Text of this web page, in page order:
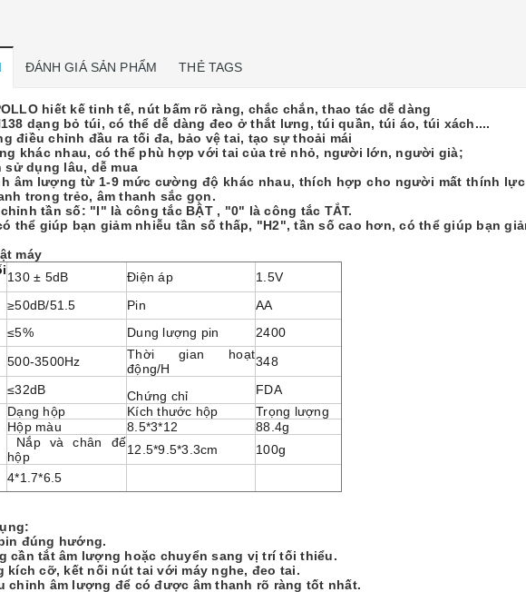
ĐÁNH GIÁ SẢN PHẨM THẺ TAGS
hiết kế tinh tế, nút bấm rõ ràng, chắc chắn, thao tác dễ dàng
dạng bỏ túi, có thể dễ dàng đeo ở thắt lưng, túi quần, túi áo, túi xách....
điều chỉnh đầu ra tối đa, bảo vệ tai, tạo sự thoải mái
khác nhau, có thể phù hợp với tai của trẻ nhỏ, người lớn, người già;
sử dụng lâu, dễ mua
âm lượng từ 1-9 mức cường độ khác nhau, thích hợp cho người mất thính
trong trẻo, âm thanh sắc gọn.
tần số: "I" là công tắc BẬT , "0" là công tắc TẮT.
thể giúp bạn giảm nhiễu tần số thấp, "H2", tần số cao hơn, có thể giúp bạn
máy
130 ± 5dB Điện áp
1.5V
≥50dB/51.5 Pin
AA
≤5% Dung lượng pin
2400
500-3500Hz
Thời gian hoạt
động/H
348
≤32dB Chứng chỉ FDA
Dạng hộp Kích thước hộp
Trọng lượng
Hộp màu
8.5*3*12
88.4g
Nắp và chân đế
hộp
12.5*9.5*3.3cm
100g
4*1.7*6.5
đúng hướng.
cần tắt âm lượng hoặc chuyển sang vị trí tối thiểu.
kích cỡ, kết nối nút tai với máy nghe, đeo tai.
chỉnh âm lượng để có được âm thanh rõ ràng tốt nhất.